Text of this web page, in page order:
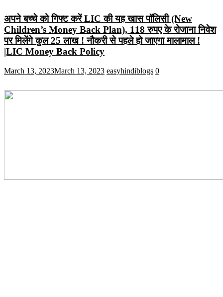
अपने बच्चे को गिफ्ट करें LIC की यह खास पॉलिसी (New
Children’s Money Back Plan), 118 रुपए के रोजाना निवेश
पर मिलेंगे कुल 25 लाख ! नौकरी से पहले हो जाएगा मालामाल !
|LIC Money Back Policy
March 13, 2023March 13, 2023 easyhindiblogs 0